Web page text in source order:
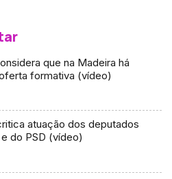
que na Madeira há
formativa (vídeo)
atuação dos deputados
do PSD (vídeo)